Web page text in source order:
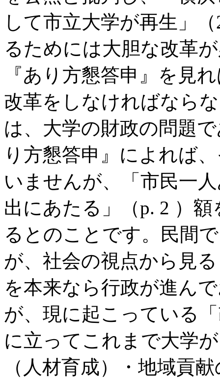
して市立大学が再生」
るためには大胆な改革
『あり方懇答申』を見
改革をしなければなら
は、大学の財政の問題
り方懇答申』によれば
いませんが、「市民一
出にあたる」（p. 2 ）
るとのことです。民間
が、社会の視点から見
を本来なら行政が進ん
が、現に起こっている
に立ってこれまで大学
（人材育成）・地域貢